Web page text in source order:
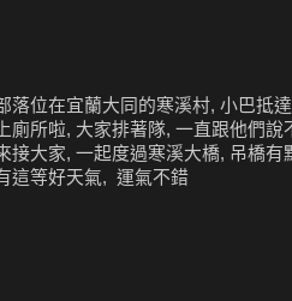
落位在宜蘭大同的寒溪村, 小巴抵
廁所啦, 大家排著隊, 一直跟他們
接大家, 一起度過寒溪大橋, 吊橋
這等好天氣, 運氣不錯